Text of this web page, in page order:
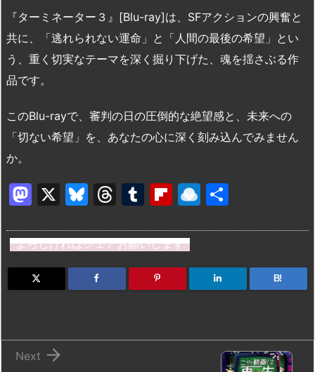
『ターミネーター３』[Blu-ray]は、SFアクションの興奮と
共に、「逃れられない運命」と「人間の最後の希望」とい
う、重く切実なテーマを深く掘り下げた、魂を揺さぶる作
品です。
このBlu-rayで、審判の日の圧倒的な絶望感と、未来への
「切ない希望」を、あなたの心に深く刻み込んでみません
か。
M
st
o
d
X
Bl
e
s
k
T
e
a
d
T
m
bl
r
Fl
b
o
ar
R
n
dr
o
よろしければシェアお願いします
B!

Next